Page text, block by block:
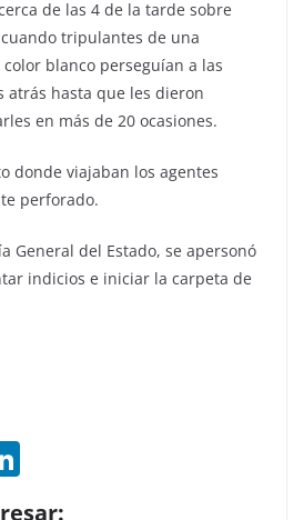
de las 4 de la tarde sobre
tripulantes de una
blanco perseguían a las
atrás hasta que les dieron
en más de 20 ocasiones.
donde viajaban los agentes
perforado.
General del Estado, se apersonó
indicios e iniciar la carpeta de